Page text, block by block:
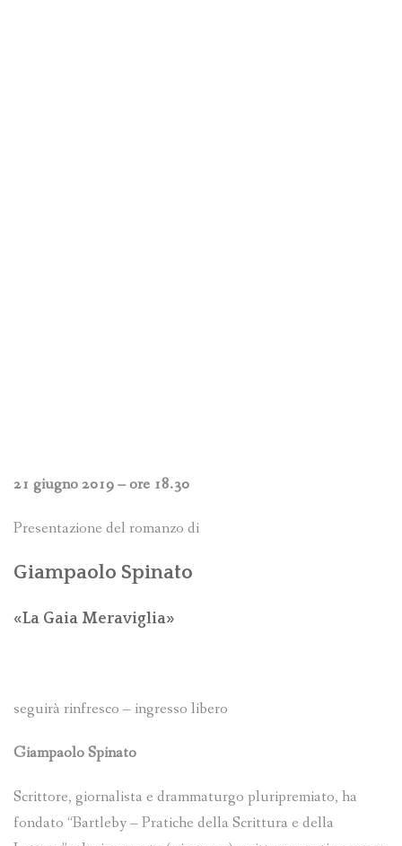
21 giugno 2019 – ore 18.30
Presentazione del romanzo di
Giampaolo Spinato
«La Gaia Meraviglia»
seguirà rinfresco – ingresso libero
Giampaolo Spinato
Scrittore, giornalista e drammaturgo pluripremiato, ha
fondato “Bartleby – Pratiche della Scrittura e della